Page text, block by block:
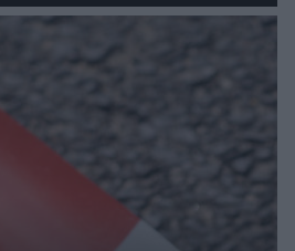
na urlop!